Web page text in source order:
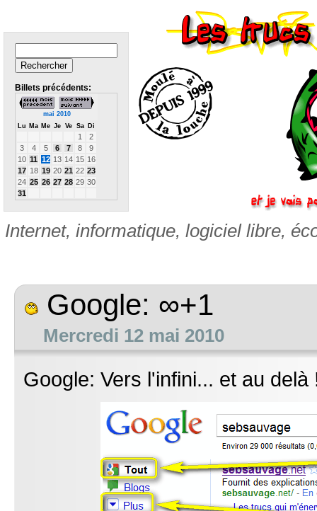
Billets précédents:
mai 2010
Lu Ma Me Je Ve Sa Di
1
2
3
4 5 6 7 8
9
10 11 12 13 14 15 16
17 18 19 20 21 22 23
24 25 26 27 28 29 30
31
Internet, informatique, logiciel libre,
Google: ∞+1
Mercredi 12 mai 2010
Google: Vers l'infini... et au delà